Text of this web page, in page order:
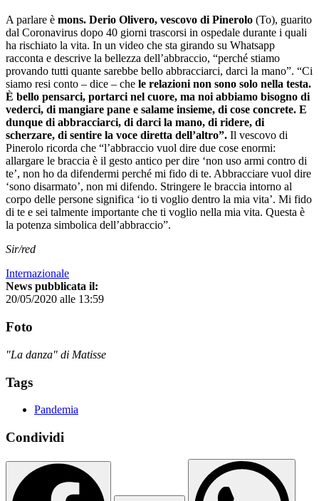
A parlare è mons. Derio Olivero, vescovo di Pinerolo (To), guarito
dal Coronavirus dopo 40 giorni trascorsi in ospedale durante i quali
ha rischiato la vita. In un video che sta girando su Whatsapp
racconta e descrive la bellezza dell’abbraccio, “perché stiamo
provando tutti quante sarebbe bello abbracciarci, darci la mano”. “Ci
siamo resi conto – dice – che le relazioni non sono solo nella testa.
È bello pensarci, portarci nel cuore, ma noi abbiamo bisogno di
vederci, di mangiare pane e salame insieme, di cose concrete. E
dunque di abbracciarci, di darci la mano, di ridere, di
scherzare, di sentire la voce diretta dell’altro”. Il vescovo di
Pinerolo ricorda che “l’abbraccio vuol dire due cose enormi:
allargare le braccia è il gesto antico per dire ‘non uso armi contro di
te’, non ho da difendermi perché mi fido di te. Abbracciare vuol dire
‘sono disarmato’, non mi difendo. Stringere le braccia intorno al
corpo delle persone significa ‘io ti voglio dentro la mia vita’. Mi fido
di te e sei talmente importante che ti voglio nella mia vita. Questa è
la potenza simbolica dell’abbraccio”.
Sir/red
Internazionale
News pubblicata il:
20/05/2020 alle 13:59
Foto
"La danza" di Matisse
Tags
Pandemia
Condividi